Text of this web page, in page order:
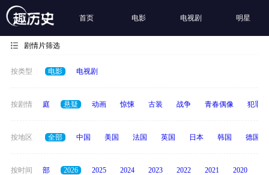
首页 电影 电视剧 明星
剧情片筛选
按类型 电影 电视剧
按剧情
科幻 家庭 悬疑 动画 惊悚 古装 战争 青春偶像 犯罪
按地区 全部 中国 美国 法国 英国 日本 韩国 德国
按时间 全部 2026 2025 2024 2023 2022 2021 2020